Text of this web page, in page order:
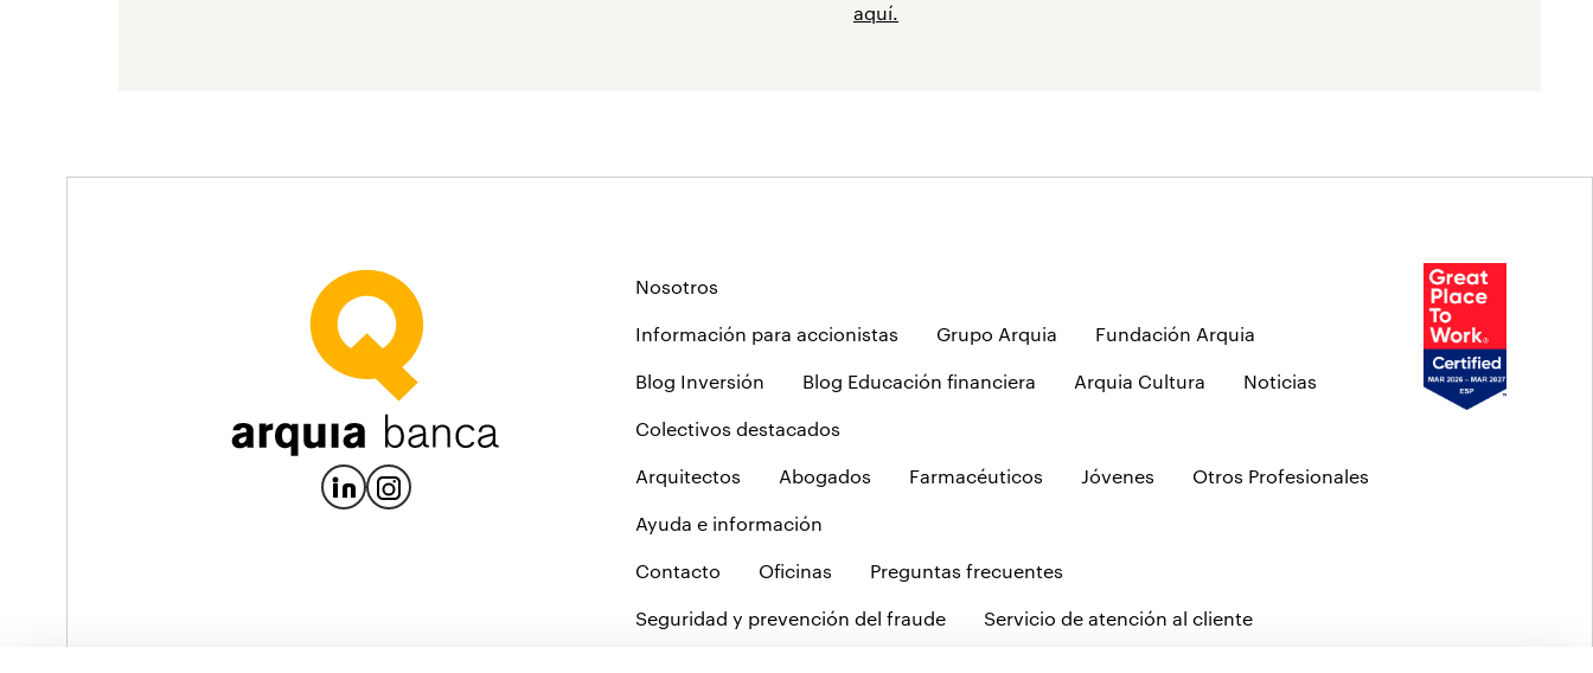
aquí.
Nosotros
Información para accionistas Grupo Arquia Fundación Arquia
Blog Inversión Blog Educación financiera Arquia Cultura Noticias
Colectivos destacados
Arquitectos Abogados Farmacéuticos Jóvenes Otros Profesionales
Ayuda e información
Contacto Oficinas Preguntas frecuentes
Seguridad y prevención del fraude Servicio de atención al cliente